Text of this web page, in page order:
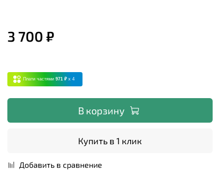
3 700 ₽
Плати частями 971 ₽ x 4
В корзину
Купить в 1 клик
Добавить в сравнение